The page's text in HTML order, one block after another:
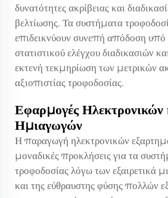
δυνατότητες ακρίβειας και
βελτίωσης. Τα συστήματα
επιδεικνύουν συνεπή απόδοση
στατιστικού ελέγχου διαδικασιών
εκτενή τεκμηρίωση των μετρικών
αξιοπιστίας τροφοδοσίας.
Εφαρμογές Ηλεκτρονικών
Ημιαγωγών
Η παραγωγή ηλεκτρονικών
μοναδικές προκλήσεις για τα
τροφοδοσίας λόγω των εξαιρετικά
και της εύθραυστης φύσης πολλών